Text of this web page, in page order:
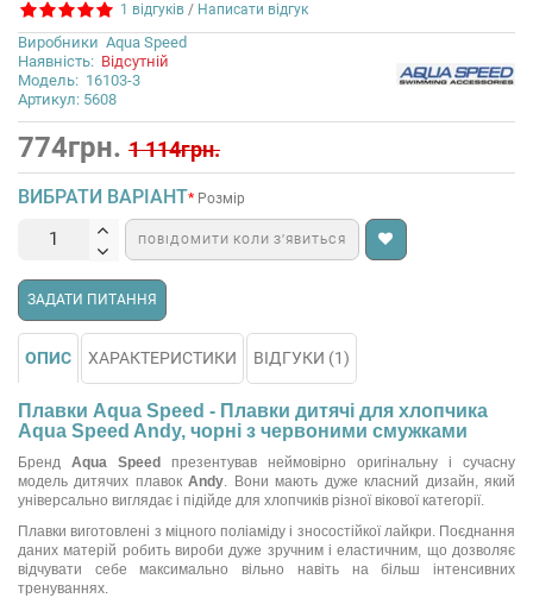
1 відгуків / Написати відгук
Виробники Aqua Speed
Наявність: Відсутній
Модель: 16103-3
Артикул: 5608
774грн. 1 114грн.
ВИБРАТИ ВАРІАНТ Розмір
ПОВІДОМИТИ КОЛИ З’ЯВИТЬСЯ
ЗАДАТИ ПИТАННЯ
ОПИС ХАРАКТЕРИСТИКИ ВІДГУКИ (1)
Плавки Aqua Speed - Плавки дитячі для хлопчика
Aqua Speed Andy, чорні з червоними смужками
Бренд Aqua Speed презентував неймовірно оригінальну і сучасну
модель дитячих плавокAndy. Вони мають дуже класний дизайн, який
універсально виглядає і підійде для хлопчиків різної вікової категорії.
Плавки виготовлені з міцного поліаміду і зносостійкої лайкри. Поєднання
даних матерій робить вироби дуже зручним і еластичним, що дозволяє
відчувати себе максимально вільно навіть на більш інтенсивних
тренуваннях.